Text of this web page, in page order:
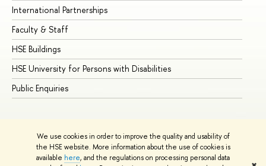
We use cookies in order to improve the quality and usability of
the HSE website. More information about the use of cookies is
available here, and the regulations on processing personal data
International Partnerships
Faculty & Staff
HSE Buildings
HSE University for Persons with Disabilities
Public Enquiries